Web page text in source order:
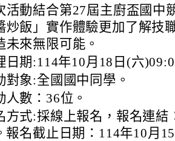
活動結合第27屆主廚盃國中
炒飯」實作體驗更加了解技
未來無限可能。
日期:114年10月18日(六
對象:全國國中同學。
人數：36位。
方式:採線上報名，報名連結
報名截止日期：114年10月